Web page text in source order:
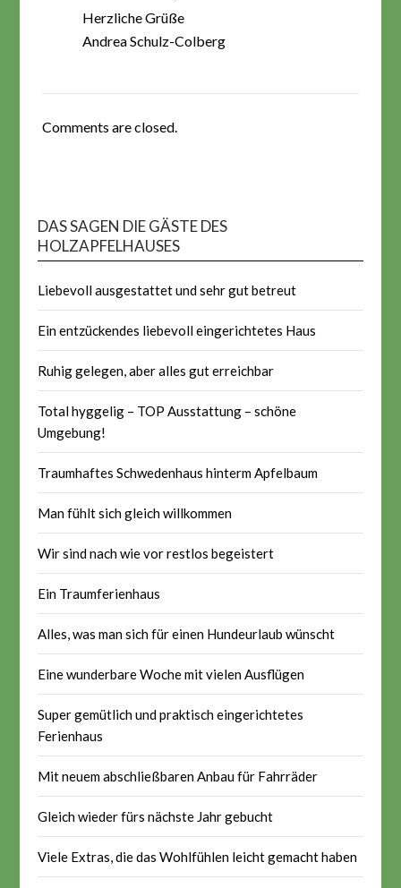
Herzliche Grüße
Andrea Schulz-Colberg
Comments are closed.
DAS SAGEN DIE GÄSTE DES
HOLZAPFELHAUSES
Liebevoll ausgestattet und sehr gut betreut
Ein entzückendes liebevoll eingerichtetes Haus
Ruhig gelegen, aber alles gut erreichbar
Total hyggelig – TOP Ausstattung – schöne
Umgebung!
Traumhaftes Schwedenhaus hinterm Apfelbaum
Man fühlt sich gleich willkommen
Wir sind nach wie vor restlos begeistert
Ein Traumferienhaus
Alles, was man sich für einen Hundeurlaub wünscht
Eine wunderbare Woche mit vielen Ausflügen
Super gemütlich und praktisch eingerichtetes
Ferienhaus
Mit neuem abschließbaren Anbau für Fahrräder
Gleich wieder fürs nächste Jahr gebucht
Viele Extras, die das Wohlfühlen leicht gemacht haben